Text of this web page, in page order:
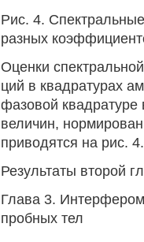
Рис. 4.
разных
Оценки
ций в квадратурах
фазовой квадратуре
величин,
приводятся на рис. 4.
Результаты второй
Глава 3.
пробных тел